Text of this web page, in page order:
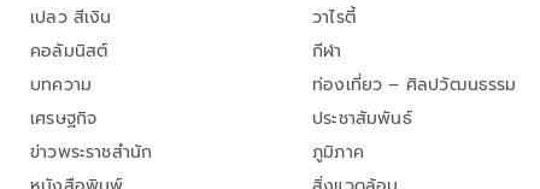
เปลว สีเงิน
คอลัมนิสต์
บทความ
เศรษฐกิจ
ข่าวพระราชสำนัก
วาไรตี้
กีฬา
ท่องเที่ยว – ศิลปวัฒนธรรม
ประชาสัมพันธ์
ภูมิภาค